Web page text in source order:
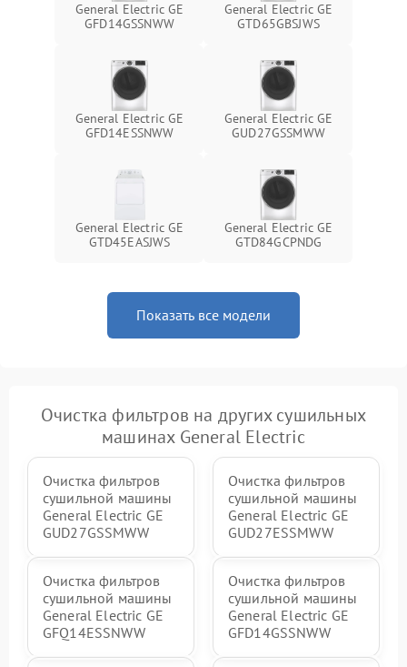
General Electric GE
GFD14GSSNWW
General Electric GE
GTD65GBSJWS
General Electric GE
GFD14ESSNWW
General Electric GE
GUD27GSSMWW
General Electric GE
GTD45EASJWS
General Electric GE
GTD84GCPNDG
Показать все модели
Очистка фильтров на других сушильных
машинах General Electric
Очистка фильтров
сушильной машины
General Electric GE
GUD27GSSMWW
Очистка фильтров
сушильной машины
General Electric GE
GUD27ESSMWW
Очистка фильтров
сушильной машины
General Electric GE
GFQ14ESSNWW
Очистка фильтров
сушильной машины
General Electric GE
GFD14GSSNWW